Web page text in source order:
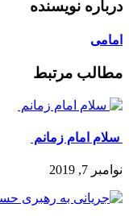
درباره نویسنده
امامی
مطالب مرتبط
️ سلام امام زمانم ️
نوامبر 7, 2019